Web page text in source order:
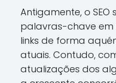
Antigamente, o SEO
palavras-chave em
links de forma
atuais. Contudo,
atualizações dos